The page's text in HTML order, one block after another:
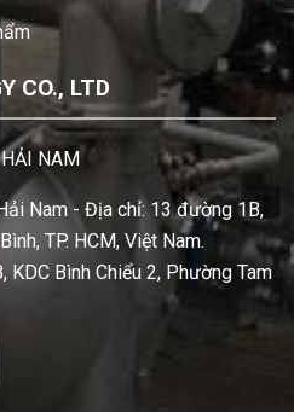
CO., LTD
NAM
Nam - Địa chỉ: 13 đường 1B,
TP. HCM, Việt Nam.
Bình Chiểu 2, Phường Tam